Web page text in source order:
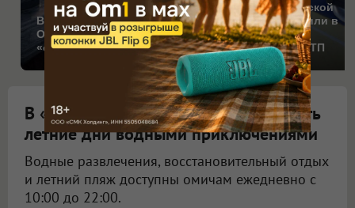
Власти хотят сделать
Омск ещё двумя
«столицами России»
Епископа из Омской
области запретили в
служении из-за
смертельного ДТП
В «АкваРИО» показали, как разбавить
летние дни водными приключениями
Водные развлечения, восстановительный отдых
и летний пляж доступны омичам ежедневно с
10:00 до 22:00.